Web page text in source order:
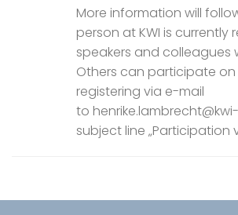
More information will
person at KWI is currently
speakers and colleagues
Others can participate
registering via e-mail
to
subject line „Participation